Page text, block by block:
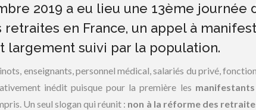
2019 a eu lieu une 13ème
en France, un appel à
largement suivi par la population.
enseignants, personnel médical, salariés du privé,
inédit puisque pour la première les manifestants
Un seul slogan qui réunit : non à la réforme des